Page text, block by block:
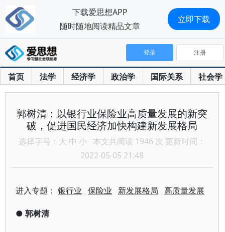
首页 法学 经济学 政治学 国际关系 社会学
登录 注册
郭树清：以银行业保险业高质量发展的新突
破，促进国民经济加快构建新发展格局
选择字号： 大 中 小 本文共阅读 1946 次 更新时间：
2022-05-05 21:48
进入专题：银行业 保险业 新发展格局 高质量发展
● 郭树清
下载爱思想APP
随时随地阅读精品文章
立即下载